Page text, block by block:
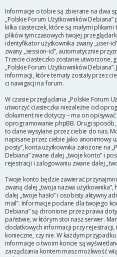
Informacje o tobie są zbierane na dwa
„Polskie Forum Użytkowników
kilka ciasteczek, które są małymi
plików tymczasowych twojej
identyfikator użytkownika zwany „user-
zwany „session-id”, automatycznie
Trzecie ciasteczko zostanie utworzone,
„Polskie Forum Użytkowników
informacji, które tematy zostały przez
ci nawigacji na forum.
W czasie przeglądania „Polskie Forum
utworzyć ciasteczka niezależne od
dokument nie dotyczy – ma on
oprogramowanie phpBB. Drugi
to dane wysyłane przez ciebie do nas.
napisane przez ciebie jako anonimowy
posty”, konta użytkownika założone na
Debiana” zwane dalej „twoje konto” i
rejestracji i zalogowaniu zwane dalej
Twoje konto będzie zawierać
zwaną dalej „twoja nazwa
dalej „twoje hasło” i osobisty aktywny
mail”. Informacje podane dla twojego
Debiana” są chronione przez prawa
państwie, w którym stoi nasz serwer.
dodatkowych informacji przy rejestracji,
konieczne, czy nie. W każdym
informacje o twoim koncie są
zarządzania kontem masz możliwość